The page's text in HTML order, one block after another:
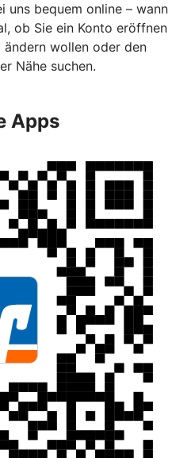
uns bequem online – wann
ob Sie ein Konto eröffnen
wollen oder den
Nähe suchen.
Apps